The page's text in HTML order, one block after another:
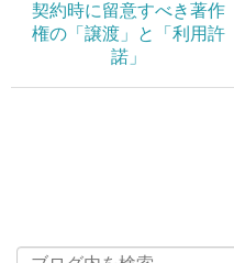
契約時に留意すべき著作
権の「譲渡」と「利用許
諾」